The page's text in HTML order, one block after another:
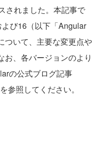
されました。本記事で
び16（以下「Angular
ついて、主要な変更点や
お、各バージョンのより
の公式ブログ記事
参照してください。